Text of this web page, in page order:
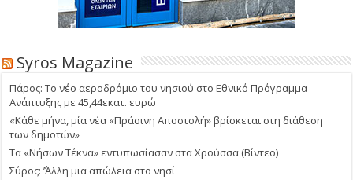
Syros Magazine
Πάρος: Το νέο αεροδρόμιο του νησιού στο Εθνικό Πρόγραμμα
Ανάπτυξης με 45,44εκατ. ευρώ
«Κάθε μήνα, μία νέα «Πράσινη Αποστολή» βρίσκεται στη διάθεση
των δημοτών»
Τα «Νήσων Τέκνα» εντυπωσίασαν στα Χρούσσα (Βίντεο)
Σύρος: ΄’Άλλη μια απώλεια στο νησί